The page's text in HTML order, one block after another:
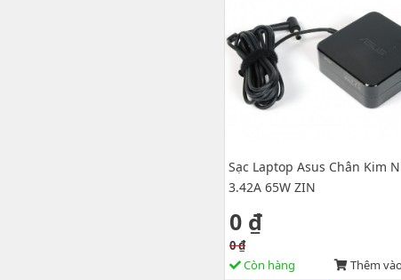
Sạc Laptop Asus Chân Kim
3.42A 65W ZIN
0 ₫
0 ₫
Còn hàng
Thêm